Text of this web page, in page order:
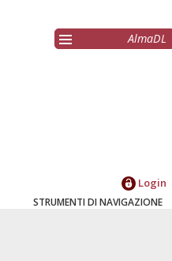
AlmaDL
Login
STRUMENTI DI NAVIGAZIONE